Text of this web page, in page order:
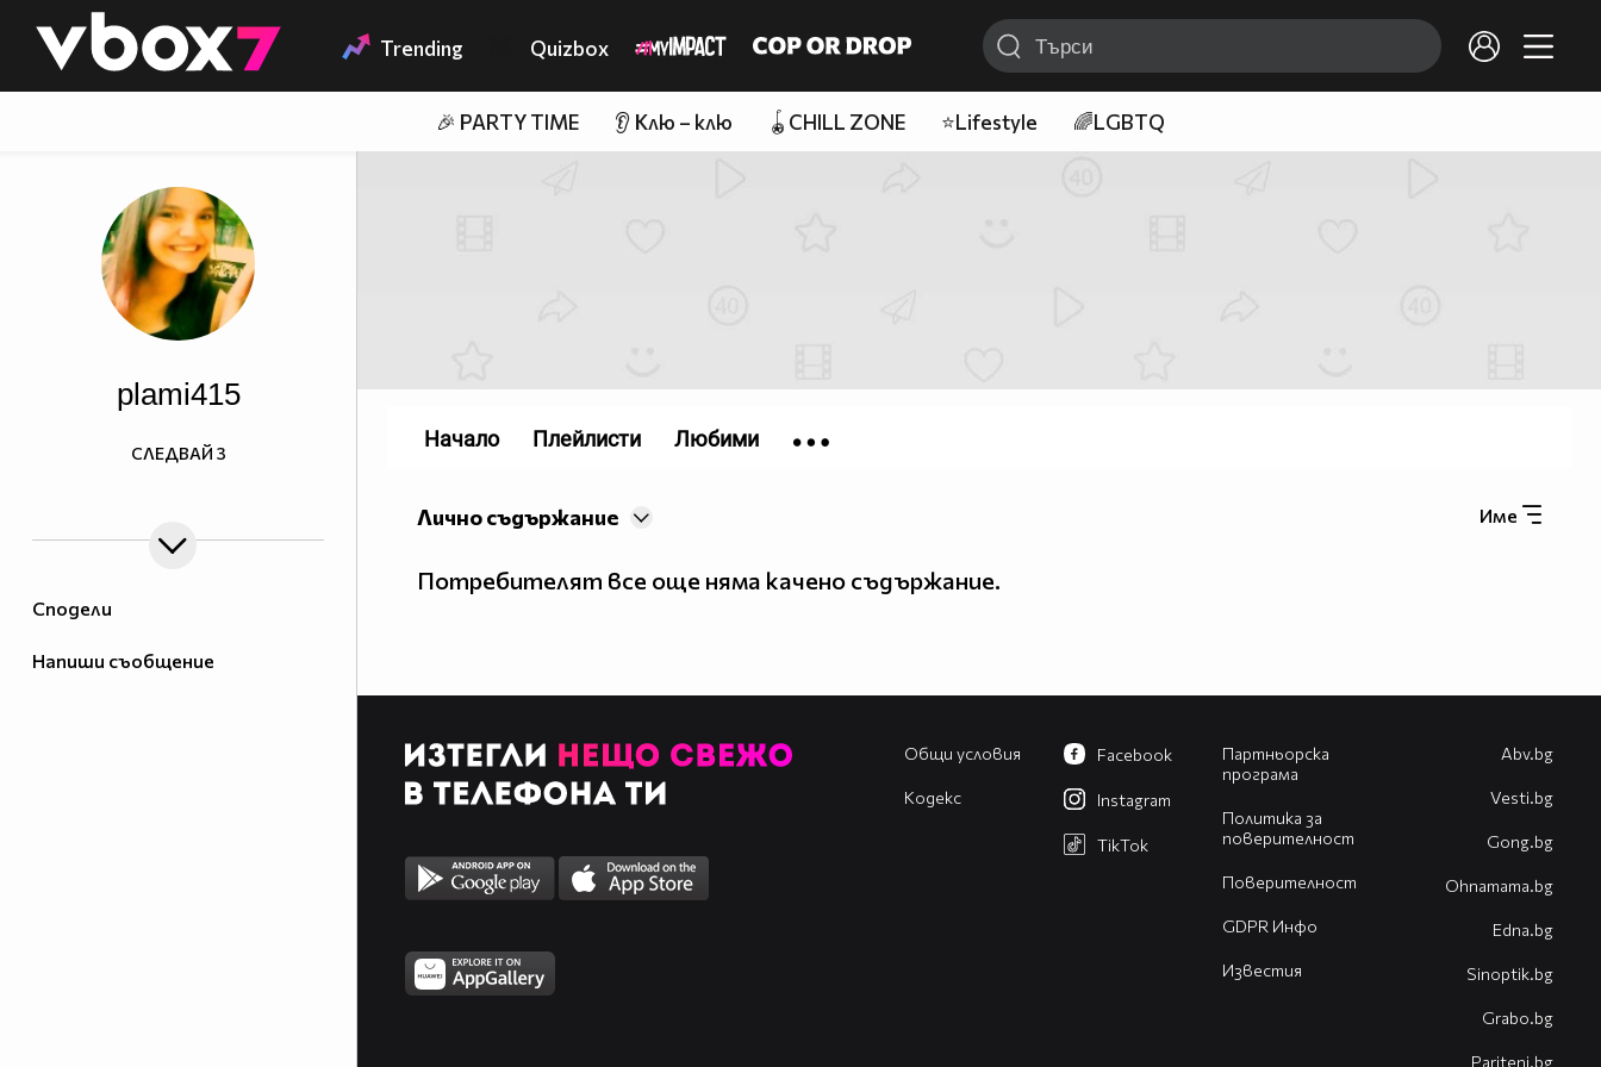
👾 Trending Quizbox
🎉 PARTY TIME 👂 Клю – клю 🪀CHILL ZONE ⭐Lifestyle 🌈LGBTQ
Сподели
Напиши съобщение
plami415
СЛЕДВАЙ 3
Име
Лично съдържание
Потребителят все още няма качено съдържание.
Начало Плейлисти Любими
Общи условия
Кодекс
Партньорска
програма
Политика за
поверителност
Поверителност
GDPR Инфо
Известия
Facebook
Instagram
TikTok
Abv.bg
Vesti.bg
Gong.bg
Оhnamama.bg
Edna.bg
Sinoptik.bg
Grabo.bg
Pariteni.bg